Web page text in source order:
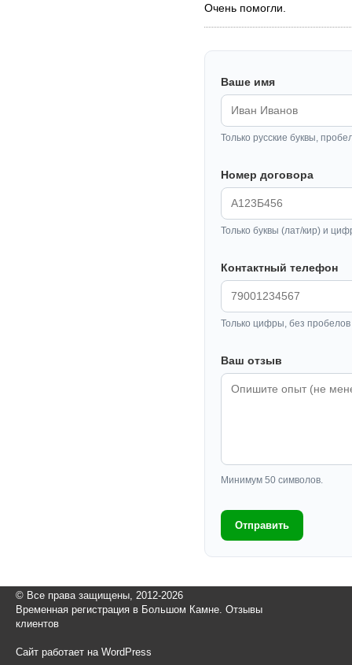
Очень помогли.
Ваше имя
Только русские буквы,
Номер договора
Только буквы (лат/кир) и
Контактный телефон
Только цифры, без
Ваш отзыв
Минимум 50 символов.
Отправить
© Все права защищены, 2012-2026
Временная регистрация в Большом Камне. Отзывы
клиентов
Сайт работает на WordPress